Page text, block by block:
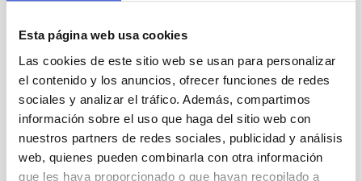
Esta página web usa cookies
Las cookies de este sitio web se usan para personalizar
el contenido y los anuncios, ofrecer funciones de redes
sociales y analizar el tráfico. Además, compartimos
información sobre el uso que haga del sitio web con
nuestros partners de redes sociales, publicidad y análisis
web, quienes pueden combinarla con otra información
que les haya proporcionado o que hayan recopilado a